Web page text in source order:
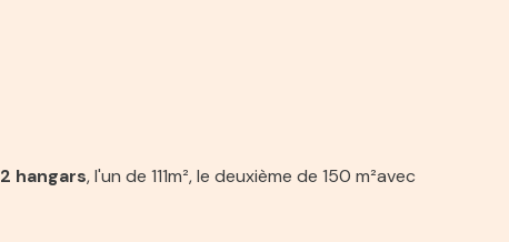
2 hangars, l'un de 111m², le deuxième de 150 m²avec